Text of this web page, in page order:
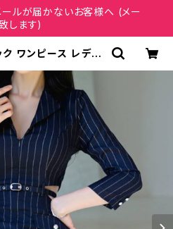
ルが届かないお客様へ (メー
します)
ワンピース レディ
分袖 ベルト付き 美シ
フォーマル エレガン
ファッション 上品 大
パーティー 通勤 オフ
人気 トレンド C-OS
レイルセ 20代,3
ースファッション 通
販